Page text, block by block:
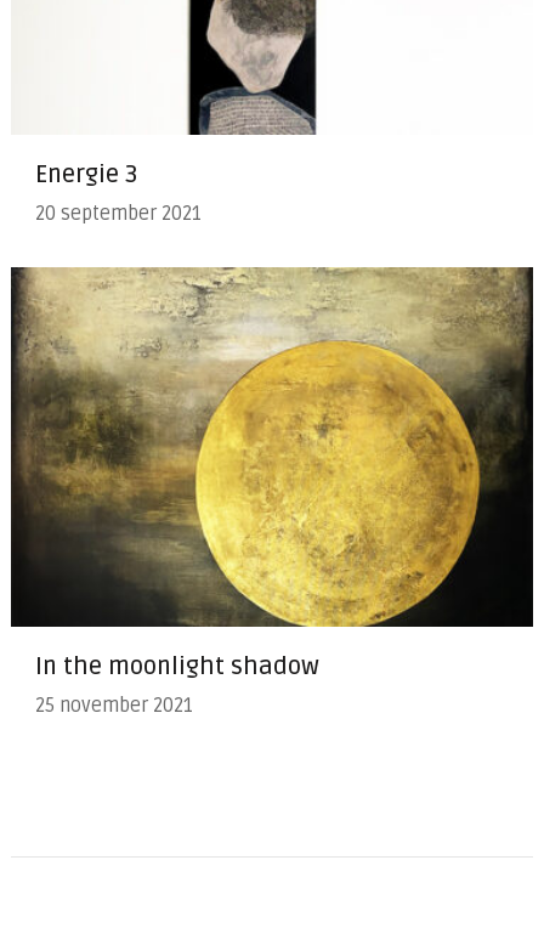
Energie 3
20 september 2021
In the moonlight shadow
25 november 2021